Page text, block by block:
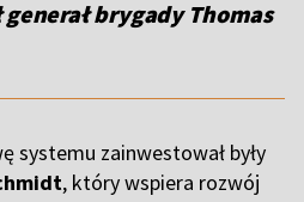
brygady Thomas
systemu zainwestował były
, który wspiera rozwój